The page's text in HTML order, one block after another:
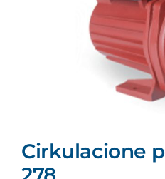
Cirkulacione